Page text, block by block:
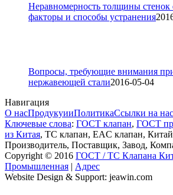
Неравномерность толщины стенок
факторы и способы устранения
Вопросы, требующие внимания
нержавеющей стали2016-05-04
Навигация
О насПродукуииПолитикаСсылки на нас
Ключевые слова: ГОСТ клапан, ГОСТ
из Китая, ТС клапан, EAC клапан,
Производитель, Поставщик, Завод,
Copyright © 2016 ГОСТ / ТС Клапана
Промышленная | Адрес
Website Design & Support: jeawin.com